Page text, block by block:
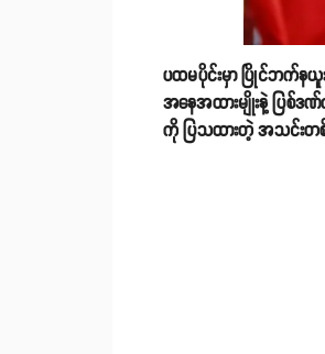
ပထမပိုင်းမှာ ပြိုင်ဘက်န
အနေအထားမျိုးနဲ့ ပြစ်
ကို ပြသထားတဲ့ အသင်းတစ်